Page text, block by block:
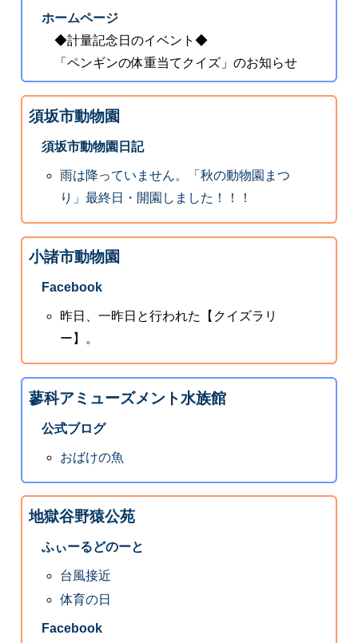
ホームページ
◆計量記念日のイベント◆
「ペンギンの体重当てクイズ」のお知らせ
須坂市動物園
須坂市動物園日記
雨は降っていません。「秋の動物園まつ
り」最終日・開園しました！！！
小諸市動物園
Facebook
昨日、一昨日と行われた【クイズラリ
ー】。
蓼科アミューズメント水族館
公式ブログ
おばけの魚
地獄谷野猿公苑
ふぃーるどのーと
台風接近
体育の日
Facebook